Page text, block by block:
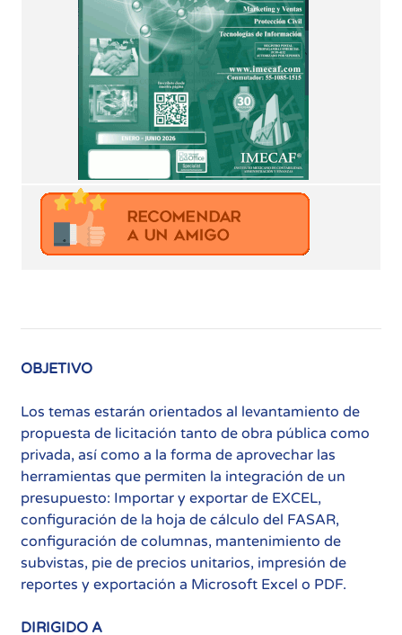
OBJETIVO
Los temas estarán orientados al levantamiento de
propuesta de licitación tanto de obra pública como
privada, así como a la forma de aprovechar las
herramientas que permiten la integración de un
presupuesto: Importar y exportar de EXCEL,
configuración de la hoja de cálculo del FASAR,
configuración de columnas, mantenimiento de
subvistas, pie de precios unitarios, impresión de
reportes y exportación a Microsoft Excel o PDF.
DIRIGIDO A